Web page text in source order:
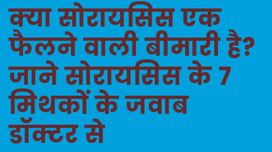
क्या सोरायसिस एक
फैलने वाली बीमारी है?
जाने सोरायसिस के 7
मिथकों के जवाब
डॉक्टर से